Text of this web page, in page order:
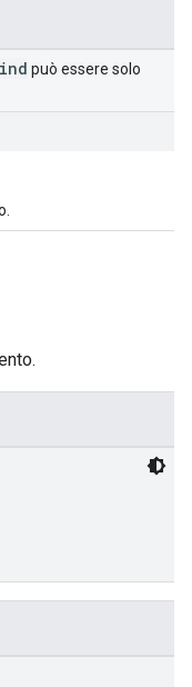
può essere solo